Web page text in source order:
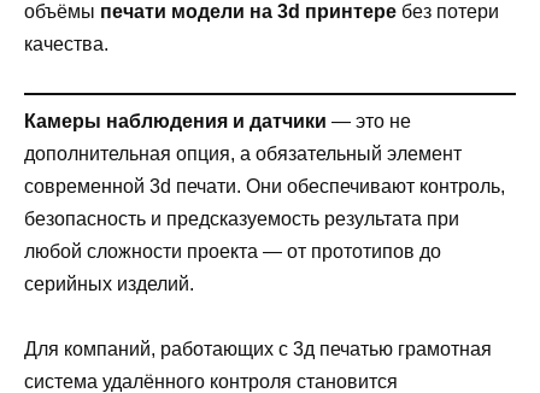
объёмы печати модели на 3d принтере без потери
качества.
Камеры наблюдения и датчики — это не
дополнительная опция, а обязательный элемент
современной 3d печати. Они обеспечивают контроль,
безопасность и предсказуемость результата при
любой сложности проекта — от прототипов до
серийных изделий.
Для компаний, работающих с 3д печатью грамотная
система удалённого контроля становится